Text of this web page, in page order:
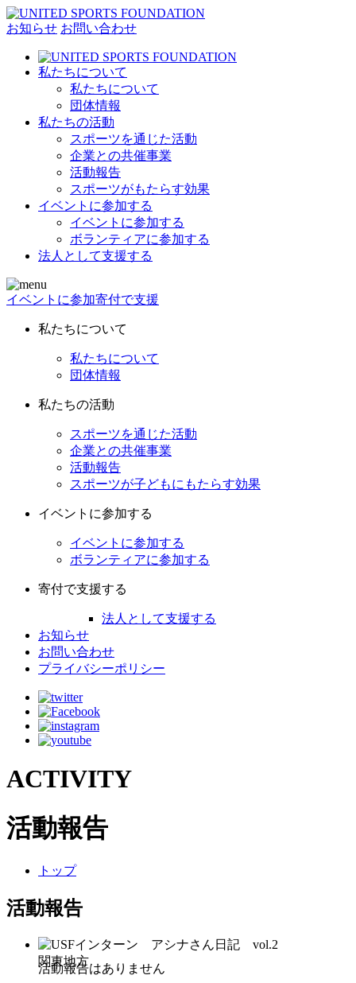
お知らせ お問い合わせ
私たちについて
私たちについて
団体情報
私たちの活動
スポーツを通じた活動
企業との共催事業
活動報告
スポーツがもたらす効果
イベントに参加する
イベントに参加する
ボランティアに参加する
法人として支援する
イベントに参加寄付で支援
私たちについて
私たちについて
団体情報
私たちの活動
スポーツを通じた活動
企業との共催事業
活動報告
スポーツが子どもにもたらす効果
イベントに参加する
イベントに参加する
ボランティアに参加する
寄付で支援する
法人として支援する
お知らせ
お問い合わせ
プライバシーポリシー
ACTIVITY
活動報告
トップ
活動報告
関東地方